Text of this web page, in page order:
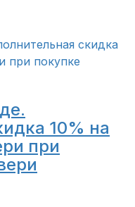
10% на
при